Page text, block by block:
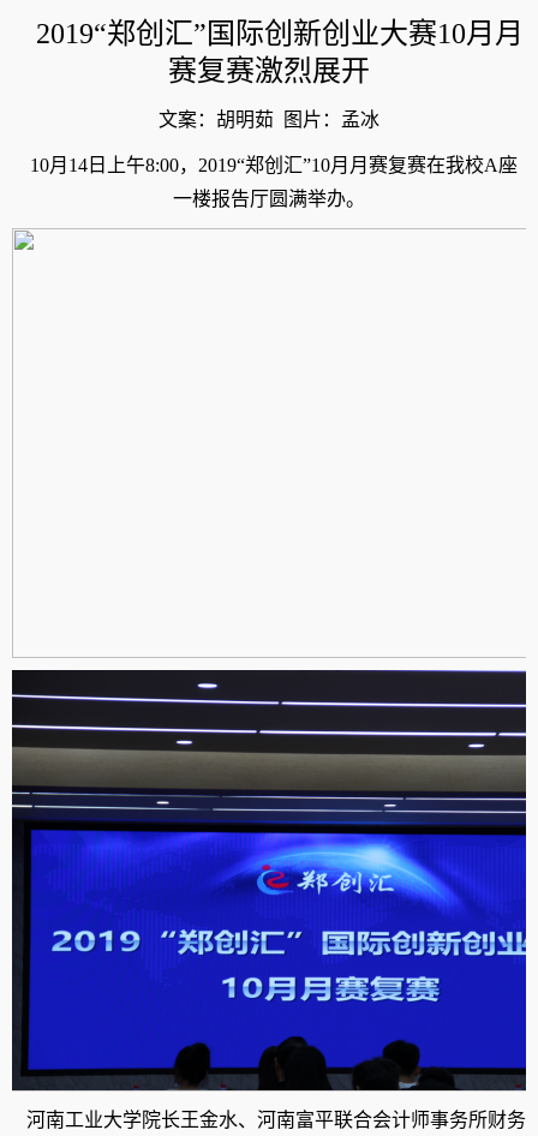
2019“郑创汇”国际创新创业大赛10月月
赛复赛激烈展开
文案：胡明茹 图片：孟冰
10月 14 日上午8:00， 2019“郑创汇”10月月赛复赛在我校A座
一楼报告厅圆满举办。
河南工业大学院长王金水、河南富平联合会计师事务所财务